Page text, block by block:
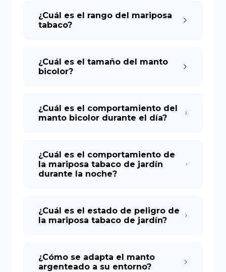
¿Cuál es el rango del mariposa
tabaco?
¿Cuál es el tamaño del manto
bicolor?
¿Cuál es el comportamiento del
manto bicolor durante el día?
¿Cuál es el comportamiento de
la mariposa tabaco de jardín
durante la noche?
¿Cuál es el estado de peligro de
la mariposa tabaco de jardín?
¿Cómo se adapta el manto
argenteado a su entorno?